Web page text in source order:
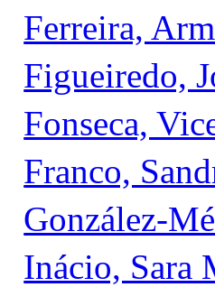
Ferreira,
Figueiredo,
Fonseca,
Franco,
González-
Inácio, Sara